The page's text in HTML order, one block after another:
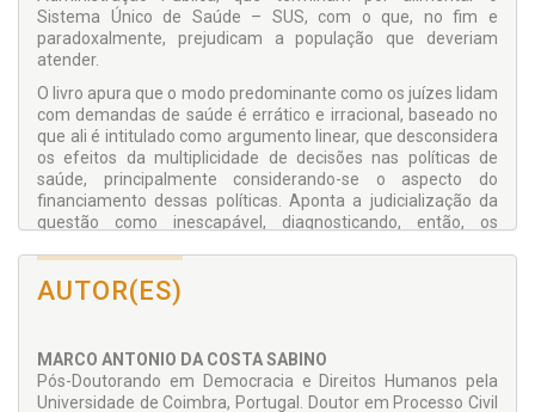
Sistema Único de Saúde – SUS, com o que, no fim e
paradoxalmente, prejudicam a população que deveriam
atender.
O livro apura que o modo predominante como os juízes lidam
com demandas de saúde é errático e irracional, baseado no
que ali é intitulado como argumento linear, que desconsidera
os efeitos da multiplicidade de decisões nas políticas de
saúde, principalmente considerando-se o aspecto do
financiamento dessas políticas. Aponta a judicialização da
questão como inescapável, diagnosticando, então, os
desde o desenho do Judiciário e adoção de paradigmas a
serem necessariamente observados pelo magistrado na
tutela judicial da saúde até a criação de mecanismos que
AUTOR(ES)
MARCO ANTONIO DA COSTA SABINO
Pós-Doutorando em Democracia e Direitos Humanos pela
Universidade de Coimbra, Portugal. Doutor em Processo Civil